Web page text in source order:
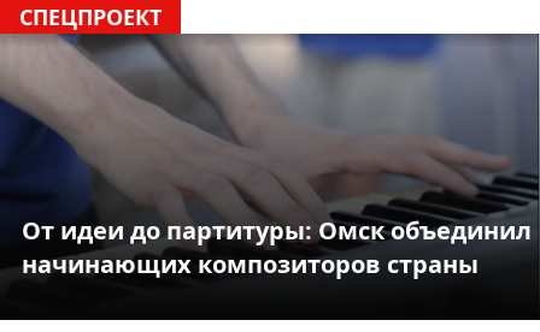
СПЕЦПРОЕКТ
От идеи до партитуры: Омск объединил
начинающих композиторов страны